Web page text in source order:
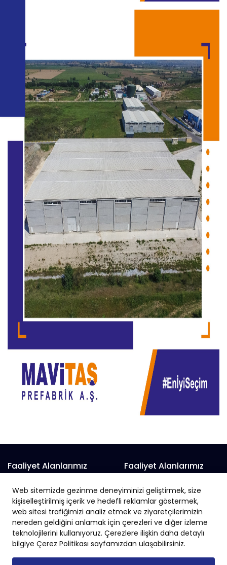
Web sitemizde gezinme deneyiminizi geliştirmek, size
kişiselleştirilmiş içerik ve hedefli reklamlar göstermek,
web sitesi trafiğimizi analiz etmek ve ziyaretçilerimizin
nereden geldiğini anlamak için çerezleri ve diğer izleme
teknolojilerini kullanıyoruz. Çerezlere ilişkin daha detaylı
bilgiye Çerez Politikası sayfamızdan ulaşabilirsiniz.
Faaliyet Alanlarımız
Prefabrik Alışveriş Merkezi
Prefabrik Belediye Binaları
Prefabrik Depo
Prefabrik Okul
Prefabrik Endüstriyel Yapı
Faaliyet Alanlarımız
Prefabrik Fabrika
Prefabrik Hayvan Çiftliği
Prefabrik İnşaat
Prefabrik İş Yeri
Prefabrik Sanayi Sitesi